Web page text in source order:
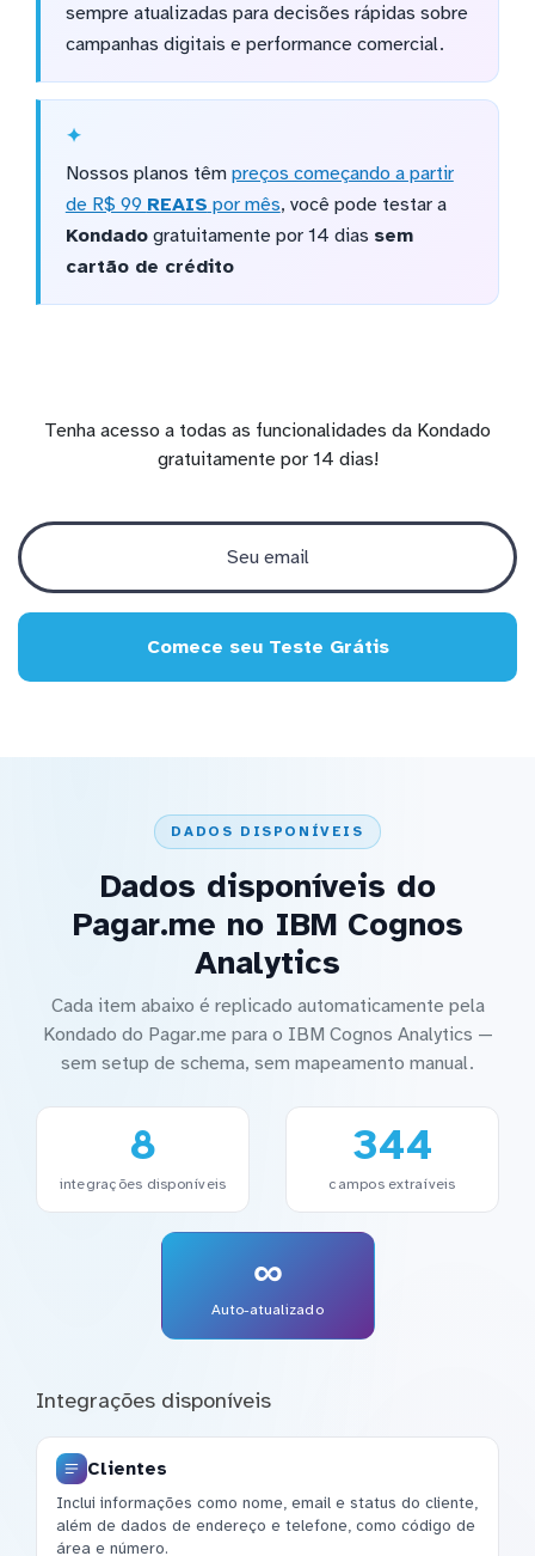
sempre atualizadas para decisões rápidas sobre
campanhas digitais e performance comercial.
Nossos planos têm preços começando a partir
de R$ 99 REAIS por mês, você pode testar a
Kondadogratuitamente por 14 dias sem
cartão de crédito
Tenha acesso a todas as funcionalidades da Kondado
gratuitamente por 14 dias!
Comece seu Teste Grátis
DADOS DISPONÍVEIS
Dados disponíveis do
Pagar.me no IBM Cognos
Analytics
Cada item abaixo é replicado automaticamente pela
Kondado do Pagar.me para o IBM Cognos Analytics —
sem setup de schema, sem mapeamento manual.
8
integrações disponíveis
344
campos extraíveis
∞
Auto-atualizado
Integrações disponíveis
Clientes
Inclui informações como nome, email e status do cliente,
além de dados de endereço e telefone, como código de
área e número.